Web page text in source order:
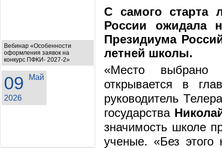
Вебинар «Особенности
оформления заявок на
конкурс ПФКИ- 2027-2»
09 Май
2026
С самого старта
России ожидала
Президиума
летней школы.
«Место выбрано
открывается в
руководитель
государства
значимость школе
ученые. «Без